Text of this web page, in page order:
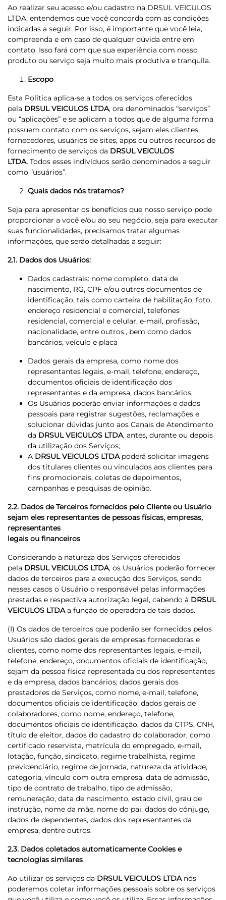
Ao realizar seu acesso e/ou cadastro na DRSUL VEICULOS
LTDA, entendemos que você concorda com as condições
indicadas a seguir. Por isso, é importante que você leia,
compreenda e em caso de qualquer dúvida entre em
contato. Isso fará com que sua experiência com nosso
produto ou serviço seja muito mais produtiva e tranquila.
Escopo
Esta Política aplica-se a todos os serviços oferecidos
pela DRSUL VEICULOS LTDA, ora denominados “serviços”
ou “aplicações” e se aplicam a todos que de alguma forma
possuem contato com os serviços, sejam eles clientes,
fornecedores, usuários de sites, apps ou outros recursos de
fornecimento de serviços da DRSUL VEICULOS
LTDA. Todos esses indivíduos serão denominados a seguir
como “usuários”.
Quais dados nós tratamos?
Seja para apresentar os benefícios que nosso serviço pode
proporcionar a você e/ou ao seu negócio, seja para executar
suas funcionalidades, precisamos tratar algumas
informações, que serão detalhadas a seguir:
2.1. Dados dos Usuários:
Dados cadastrais: nome completo, data de
nascimento, RG, CPF e/ou outros documentos de
identificação, tais como carteira de habilitação, foto,
endereço residencial e comercial, telefones
residencial, comercial e celular, e-mail, profissão,
nacionalidade, entre outros., bem como dados
bancários, veículo e placa
Dados gerais da empresa, como nome dos
representantes legais, e-mail, telefone, endereço,
documentos oficiais de identificação dos
representantes e da empresa, dados bancários;
Os Usuários poderão enviar informações e dados
pessoais para registrar sugestões, reclamações e
solucionar dúvidas junto aos Canais de Atendimento
da DRSUL VEICULOS LTDA, antes, durante ou depois
da utilização dos Serviços;
A DRSUL VEICULOS LTDApoderá solicitar imagens
dos titulares clientes ou vinculados aos clientes para
fins promocionais, coletas de depoimentos,
campanhas e pesquisas de opinião.
2.2. Dados de Terceiros fornecidos pelo Cliente ou Usuário
sejam eles representantes de pessoas físicas, empresas,
representantes
legais ou financeiros
Considerando a natureza dos Serviços oferecidos
pela DRSUL VEICULOS LTDA, os Usuários poderão fornecer
dados de terceiros para a execução dos Serviços, sendo
nesses casos o Usuário o responsável pelas informações
prestadas e respectiva autorização legal, cabendo à DRSUL
VEICULOS LTDAa função de operadora de tais dados.
(I) Os dados de terceiros que poderão ser fornecidos pelos
Usuários são dados gerais de empresas fornecedoras e
clientes, como nome dos representantes legais, e-mail,
telefone, endereço, documentos oficiais de identificação,
sejam da pessoa física representada ou dos representantes
e da empresa, dados bancários; dados gerais dos
prestadores de Serviços, como nome, e-mail, telefone,
documentos oficiais de identificação; dados gerais de
colaboradores, como nome, endereço, telefone,
documentos oficiais de identificação, dados da CTPS, CNH,
título de eleitor, dados do cadastro do colaborador, como
certificado reservista, matrícula do empregado, e-mail,
lotação, função, sindicato, regime trabalhista, regime
previdenciário, regime de jornada, natureza da atividade,
categoria, vínculo com outra empresa, data de admissão,
tipo de contrato de trabalho, tipo de admissão,
remuneração, data de nascimento, estado civil, grau de
instrução, nome da mãe, nome do pai, dados do cônjuge,
dados de dependentes, dados dos representantes da
empresa, dentre outros.
2.3. Dados coletados automaticamente Cookies e
tecnologias similares
Ao utilizar os serviços da DRSUL VEICULOS LTDAnós
poderemos coletar informações pessoais sobre os serviços